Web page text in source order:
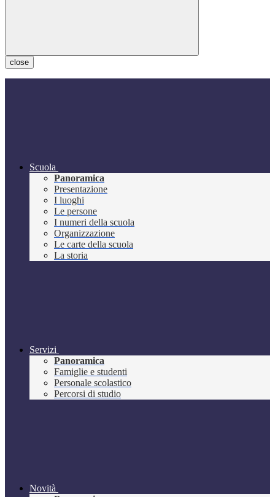
close
Scuola
Panoramica
Presentazione
I luoghi
Le persone
I numeri della scuola
Organizzazione
Le carte della scuola
La storia
Servizi
Panoramica
Famiglie e studenti
Personale scolastico
Percorsi di studio
Novità